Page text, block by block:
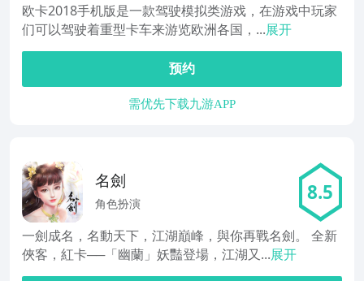
欧卡2018手机版是一款驾驶模拟类游戏，在游戏中玩家
们可以驾驶着重型卡车来游览欧洲各国，...展开
预约
需优先下载九游APP
名劍
角色扮演 8.5
一劍成名，名動天下，江湖巔峰，與你再戰名劍。 全新
俠客，紅卡──「幽蘭」妖豔登場，江湖又...展开